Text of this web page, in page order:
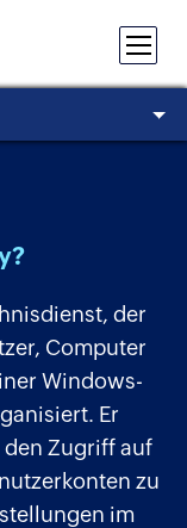
der
Computer
Windows-
Er
Zugriff auf
zu
im